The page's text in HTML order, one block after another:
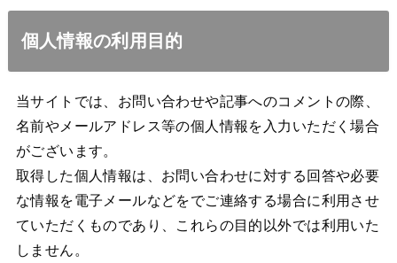
個人情報の利用目的
当サイトでは、お問い合わせや記事へのコメントの際、
名前やメールアドレス等の個人情報を入力いただく場合
がございます。
取得した個人情報は、お問い合わせに対する回答や必要
な情報を電子メールなどをでご連絡する場合に利用させ
ていただくものであり、これらの目的以外では利用いた
しません。